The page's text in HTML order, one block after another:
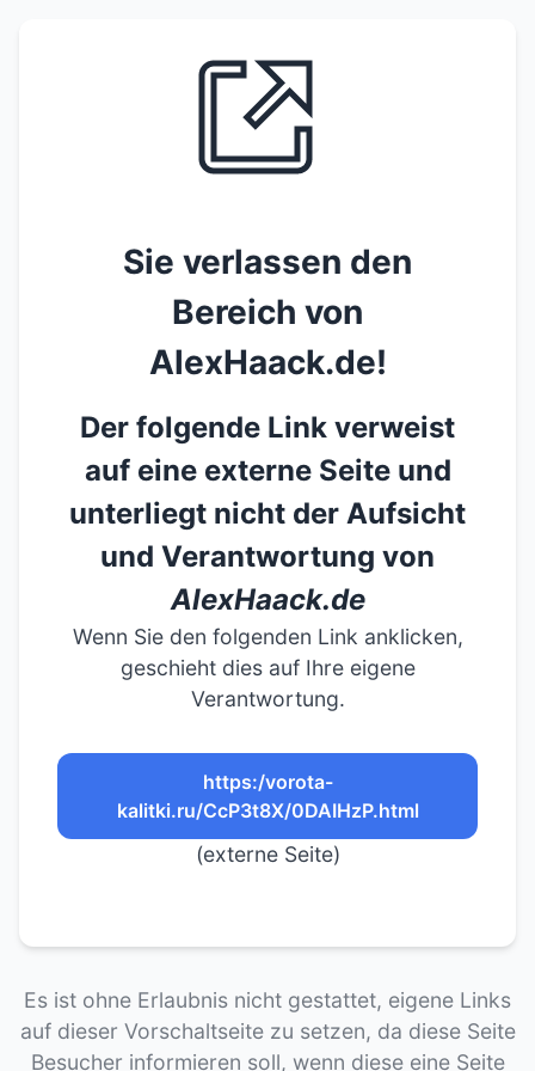
Sie verlassen den
Bereich von
AlexHaack.de!
Der folgende Link verweist
auf eine externe Seite und
unterliegt nicht der Aufsicht
und Verantwortung von
AlexHaack.de
Wenn Sie den folgenden Link anklicken,
geschieht dies auf Ihre eigene
Verantwortung.
https:/vorota-
kalitki.ru/CcP3t8X/0DAIHzP.html
(externe Seite)
Es ist ohne Erlaubnis nicht gestattet, eigene Links
auf dieser Vorschaltseite zu setzen, da diese Seite
Besucher informieren soll, wenn diese eine Seite